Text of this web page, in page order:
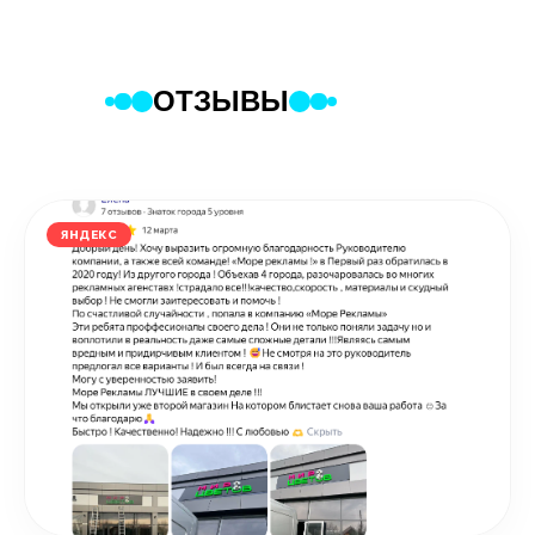
ОТЗЫВЫ
ЯНДЕКС